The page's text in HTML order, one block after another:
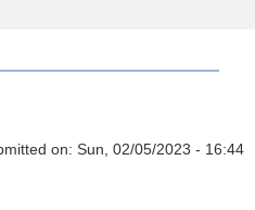
on: Sun, 02/05/2023 - 16:44